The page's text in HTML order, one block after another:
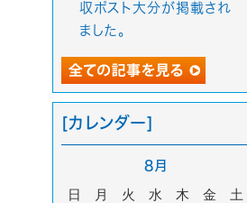
収ポスト大分が掲載され
ました。
[カレンダー]
8月
日 月 火 水 木 金
土